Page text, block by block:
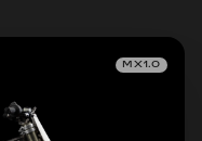
MX1.0